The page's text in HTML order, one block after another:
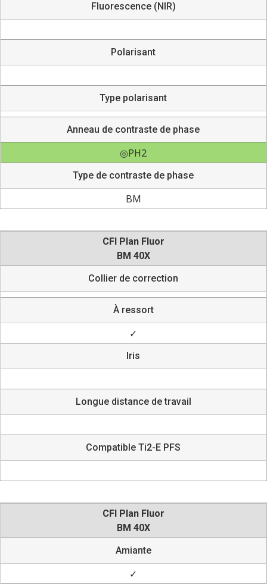
Fluorescence (NIR)
Polarisant
Type polarisant
Anneau de contraste de phase
◎PH2
Type de contraste de phase
BM
CFI Plan Fluor
BM 40X
Collier de correction
À ressort
✓
Iris
Longue distance de travail
Compatible Ti2-E PFS
CFI Plan Fluor
BM 40X
Amiante
✓